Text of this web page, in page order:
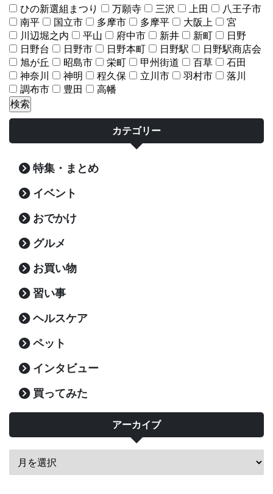
ひの新選組まつり 万願寺 三沢 上田
八王子市
南平
国立市 多摩市 多摩平 大阪上
宮
川辺堀之内
平山 府中市 新井 新町
日野
日野台
日野市 日野本町 日野駅
日野駅商店会
旭が丘
昭島市 栄町 甲州街道 百草
石田
神奈川
神明 程久保 立川市 羽村市
落川
調布市
豊田 高幡
カテゴリー
特集・まとめ
イベント
おでかけ
グルメ
お買い物
習い事
ヘルスケア
ペット
インタビュー
買ってみた
アーカイブ